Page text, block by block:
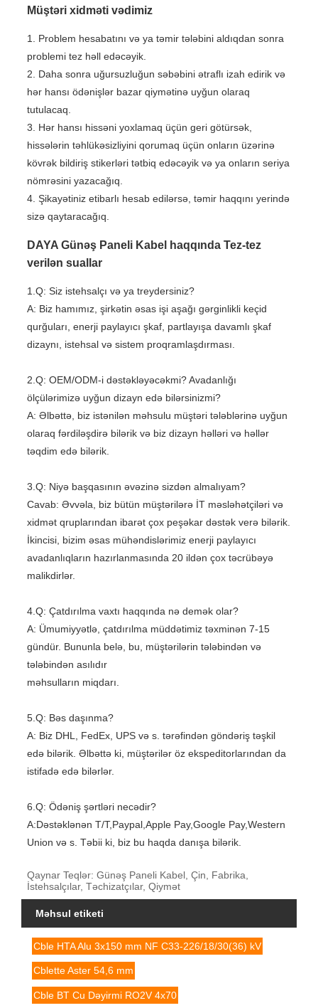
Müştəri xidməti vədimiz
1. Problem hesabatını və ya təmir tələbini aldıqdan sonra
problemi tez həll edəcəyik.
2. Daha sonra uğursuzluğun səbəbini ətraflı izah edirik və
hər hansı ödənişlər bazar qiymətinə uyğun olaraq
tutulacaq.
3. Hər hansı hissəni yoxlamaq üçün geri götürsək,
hissələrin təhlükəsizliyini qorumaq üçün onların üzərinə
kövrək bildiriş stikerləri tətbiq edəcəyik və ya onların seriya
nömrəsini yazacağıq.
4. Şikayətiniz etibarlı hesab edilərsə, təmir haqqını yerində
sizə qaytaracağıq.
DAYA Günəş Paneli Kabel haqqında Tez-tez
verilən suallar
1.Q: Siz istehsalçı və ya treydersiniz?
A: Biz hamımız, şirkətin əsas işi aşağı gərginlikli keçid
qurğuları, enerji paylayıcı şkaf, partlayışa davamlı şkaf
dizaynı, istehsal və sistem proqramlaşdırması.
2.Q: OEM/ODM-i dəstəkləyəcəkmi? Avadanlığı
ölçülərimizə uyğun dizayn edə bilərsinizmi?
A: Əlbəttə, biz istənilən məhsulu müştəri tələblərinə uyğun
olaraq fərdiləşdirə bilərik və biz dizayn həlləri və həllər
təqdim edə bilərik.
3.Q: Niyə başqasının əvəzinə sizdən almalıyam?
Cavab: Əvvəla, biz bütün müştərilərə İT məsləhətçiləri və
xidmət qruplarından ibarət çox peşəkar dəstək verə bilərik.
İkincisi, bizim əsas mühəndislərimiz enerji paylayıcı
avadanlıqların hazırlanmasında 20 ildən çox təcrübəyə
malikdirlər.
4.Q: Çatdırılma vaxtı haqqında nə demək olar?
A: Ümumiyyətlə, çatdırılma müddətimiz təxminən 7-15
gündür. Bununla belə, bu, müştərilərin tələbindən və
tələbindən asılıdır
məhsulların miqdarı.
5.Q: Bəs daşınma?
A: Biz DHL, FedEx, UPS və s. tərəfindən göndəriş təşkil
edə bilərik. Əlbəttə ki, müştərilər öz ekspeditorlarından da
istifadə edə bilərlər.
6.Q: Ödəniş şərtləri necədir?
A:Dəstəklənən T/T,Paypal,Apple Pay,Google Pay,Western
Union və s. Təbii ki, biz bu haqda danışa bilərik.
Qaynar Teqlər: Günəş Paneli Kabel, Çin, Fabrika,
İstehsalçılar, Təchizatçılar, Qiymət
Məhsul etiketi
Cble HTA Alu 3x150 mm NF C33-226/18/30(36) kV
Cblette Aster 54,6 mm
Cble BT Cu Dəyirmi RO2V 4x70